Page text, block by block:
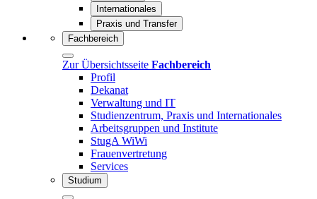
Internationales
Praxis und Transfer
Fachbereich
Zur Übersichtsseite Fachbereich
Profil
Dekanat
Verwaltung und IT
Studienzentrum, Praxis und Internationales
Arbeitsgruppen und Institute
StugA WiWi
Frauenvertretung
Services
Studium